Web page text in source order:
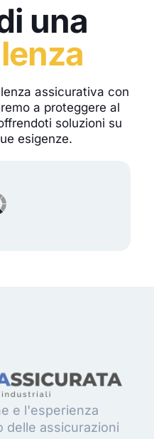
una
assicurativa con
a proteggere al
soluzioni su
esigenze.
e l'esperienza
delle assicurazioni